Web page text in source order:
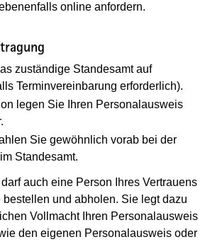
online anfordern.
zuständige Standesamt auf
Terminvereinbarung erforderlich).
legen Sie Ihren Personalausweis
Sie gewöhnlich vorab bei der
Standesamt.
auch eine Person Ihres Vertrauens
und abholen. Sie legt dazu
Vollmacht Ihren Personalausweis
den eigenen Personalausweis oder